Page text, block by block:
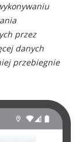
przez
danych
przebiegnie